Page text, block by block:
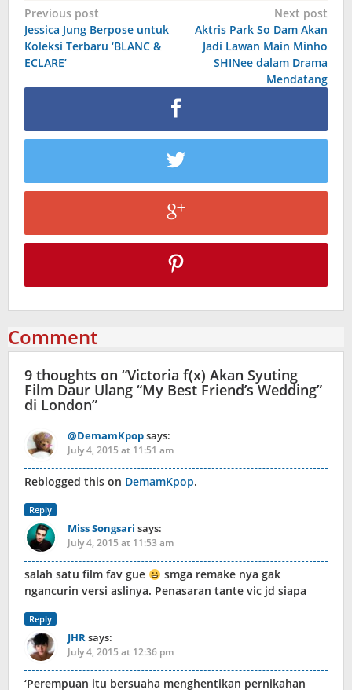
Post
navigation
Previous post
Jessica Jung Berpose untuk
Koleksi Terbaru ‘BLANC &
ECLARE’
Next post
Aktris Park So Dam Akan
Jadi Lawan Main Minho
SHINee dalam Drama
Mendatang
Comment
9 thoughts on “Victoria f(x) Akan Syuting
Film Daur Ulang “My Best Friend’s Wedding”
di London”
@DemamKpopsays:
July 4, 2015 at 11:51 am
Reblogged this on DemamKpop.
Reply
Miss Songsari says:
July 4, 2015 at 11:53 am
salah satu film fav gue
smga remake nya gak
ngancurin versi aslinya. Penasaran tante vic jd siapa
Reply
JHRsays:
July 4, 2015 at 12:36 pm
‘Perempuan itu bersuaha menghentikan pernikahan